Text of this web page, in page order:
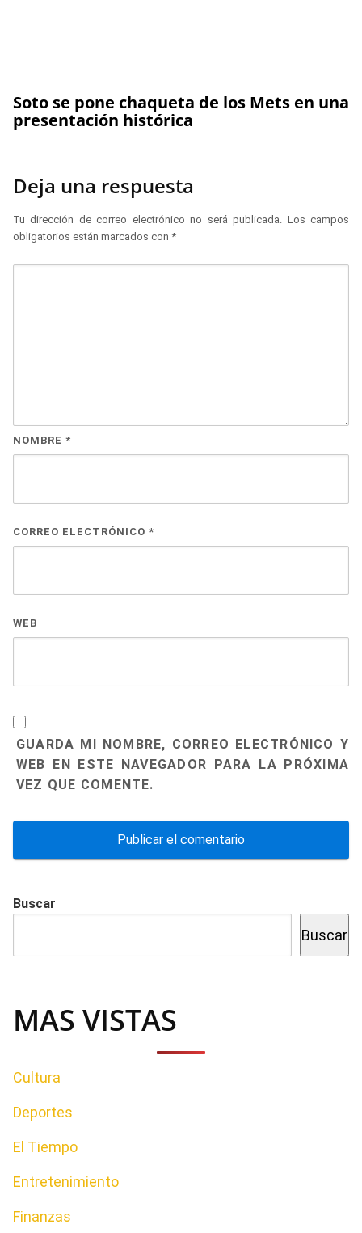
Soto se pone chaqueta de los Mets en una
presentación histórica
Deja una respuesta
Tu dirección de correo electrónico no será publicada. Los campos
obligatorios están marcados con *
NOMBRE *
CORREO ELECTRÓNICO *
WEB
GUARDA MI NOMBRE, CORREO ELECTRÓNICO Y
WEB EN ESTE NAVEGADOR PARA LA PRÓXIMA
VEZ QUE COMENTE.
Buscar
Buscar
MAS VISTAS
Cultura
Deportes
El Tiempo
Entretenimiento
Finanzas